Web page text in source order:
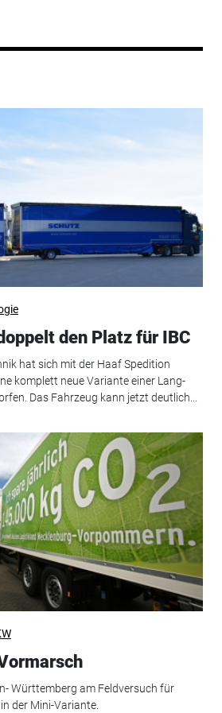
den Platz für IBC
hat sich mit der Haaf Spedition
komplett neue Variante einer Lang-
Das Fahrzeug kann jetzt deutlich...
Württemberg am Feldversuch für
der Mini-Variante.